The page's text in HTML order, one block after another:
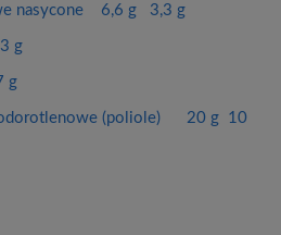
nasycone 6,6 g 3,3 g
g
g
(poliole) 20 g 10